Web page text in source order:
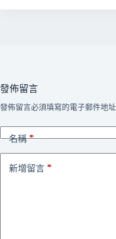
發佈留言
發佈留言必須填寫的電子郵件地
名稱*
新增留言 *